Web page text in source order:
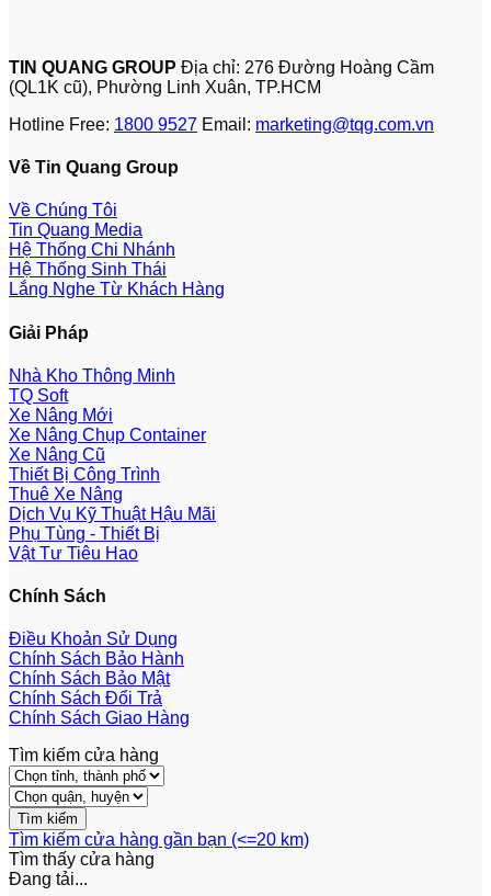
TIN QUANG GROUP Địa chỉ: 276 Đường Hoàng Cầm
(QL1K cũ), Phường Linh Xuân, TP.HCM
Hotline Free: 1800 9527 Email: marketing@tqg.com.vn
Về Tin Quang Group
Về Chúng Tôi
Tin Quang Media
Hệ Thống Chi Nhánh
Hệ Thống Sinh Thái
Lắng Nghe Từ Khách Hàng
Giải Pháp
Nhà Kho Thông Minh
TQ Soft
Xe Nâng Mới
Xe Nâng Chụp Container
Xe Nâng Cũ
Thiết Bị Công Trình
Thuê Xe Nâng
Dịch Vụ Kỹ Thuật Hậu Mãi
Phụ Tùng - Thiết Bị
Vật Tư Tiêu Hao
Chính Sách
Điều Khoản Sử Dụng
Chính Sách Bảo Hành
Chính Sách Bảo Mật
Chính Sách Đổi Trả
Chính Sách Giao Hàng
Tìm kiếm cửa hàng
Tìm kiếm cửa hàng gần bạn (<=20 km)
Tìm thấy cửa hàng
Đang tải...